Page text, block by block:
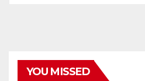
YOU MISSED